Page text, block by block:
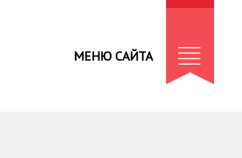
МЕНЮ САЙТА